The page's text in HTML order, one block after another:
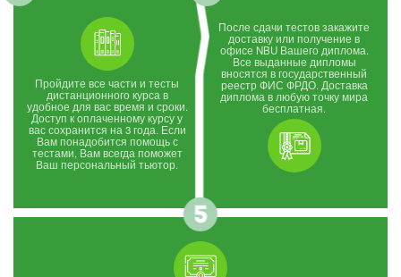
Пройдите все части и тесты
дистанционного курса в
удобное для вас время и сроки.
Доступ к оплаченному курсу у
вас сохранится на 3 года. Если
Вам понадобится помощь с
тестами, Вам всегда поможет
Ваш персональный тьютор.
После сдачи тестов закажите
доставку или получение в
офисе NBU Вашего диплома.
Все выданные дипломы
вносятся в государственный
реестр ФИС ФРДО. Доставка
диплома в любую точку мира
бесплатная.